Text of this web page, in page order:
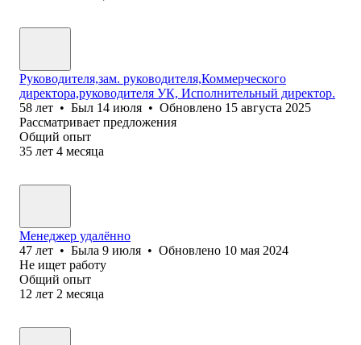
Руководителя,зам. руководителя,Коммерческого
директора,руководителя УК, Исполнительный директор.
58 лет • Был 14 июля • Обновлено 15 августа 2025
Рассматривает предложения
Общий опыт
35 лет 4 месяца
Менеджер удалённо
47 лет • Была 9 июля • Обновлено 10 мая 2024
Не ищет работу
Общий опыт
12 лет 2 месяца